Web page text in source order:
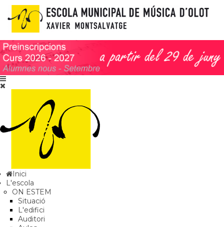
Inici
L'escola
ON ESTEM
Situació
L'edifici
Auditori